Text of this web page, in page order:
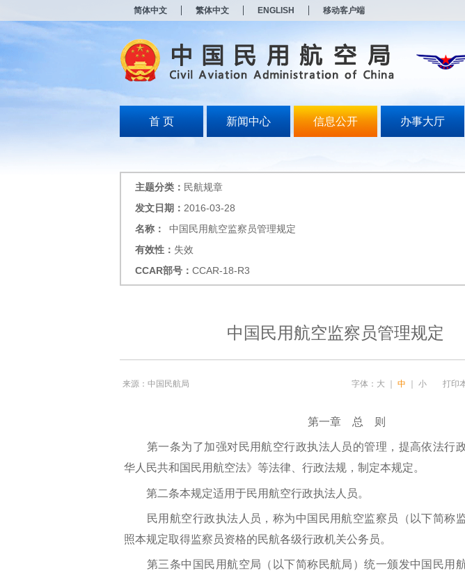
简体中文 繁体中文 ENGLISH 移动客户端
首 页 新闻中心 信息公开 办事大厅
主题分类： 民航规章
发文日期： 2016-03-28
名称：
中国民用航空监察员管理规定
有效性： 失效
CCAR部号： CCAR-18-R3
中国民用航空监察员管理规定
来源：中国民航局 字体： 大 中 小 打印
第一章 总 则
第一条为了加强对民用航空行政执法人员的管理，提高依法行
华人民共和国民用航空法》等法律、行政法规，制定本规定。
第二条本规定适用于民用航空行政执法人员。
民用航空行政执法人员，称为中国民用航空监察员（以下简称
照本规定取得监察员资格的民航各级行政机关公务员。
第三条中国民用航空局（以下简称民航局）统一颁发中国民用
打
无
障